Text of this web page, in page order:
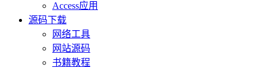
Access应用
源码下载
网络工具
网站源码
书籍教程